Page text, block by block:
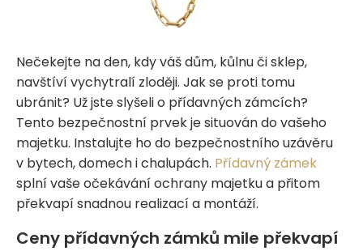
Nečekejte na den, kdy váš dům, kůlnu či sklep,
navštíví vychytralí zloději. Jak se proti tomu
ubránit? Už jste slyšeli o přídavných zámcích?
Tento bezpečnostní prvek je situován do vašeho
majetku. Instalujte ho do bezpečnostního uzávěru
v bytech, domech i chalupách. Přídavný zámek
splní vaše očekávání ochrany majetku a přitom
překvapí snadnou realizací a montáží.
Ceny přídavných zámků mile překvapí